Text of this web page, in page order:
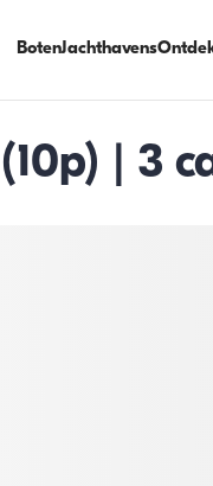
BotenJachthavens
| 3